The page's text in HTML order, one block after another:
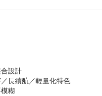
設計
長續航／輕量化特色
糊